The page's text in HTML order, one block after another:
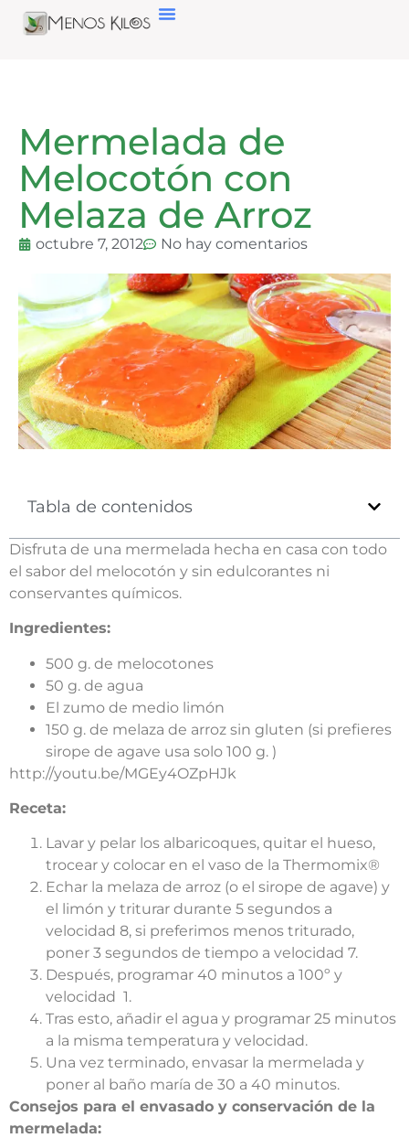
Mermelada de
Melocotón con
Melaza de Arroz
octubre 7, 2012 No hay comentarios
Tabla de contenidos
Disfruta de una mermelada hecha en casa con todo
el sabor del melocotón y sin edulcorantes ni
conservantes químicos.
Ingredientes:
500 g. de melocotones
50 g. de agua
El zumo de medio limón
150 g. de melaza de arroz sin gluten (si prefieres
sirope de agave usa solo 100 g. )
http://youtu.be/MGEy4OZpHJk
Receta:
Lavar y pelar los albaricoques, quitar el hueso,
trocear y colocar en el vaso de la Thermomix®
Echar la melaza de arroz (o el sirope de agave) y
el limón y triturar durante 5 segundos a
velocidad 8, si preferimos menos triturado,
poner 3 segundos de tiempo a velocidad 7.
Después, programar 40 minutos a 100º y
velocidad 1.
Tras esto, añadir el agua y programar 25 minutos
a la misma temperatura y velocidad.
Una vez terminado, envasar la mermelada y
poner al baño maría de 30 a 40 minutos.
Consejos para el envasado y conservación de la
mermelada: